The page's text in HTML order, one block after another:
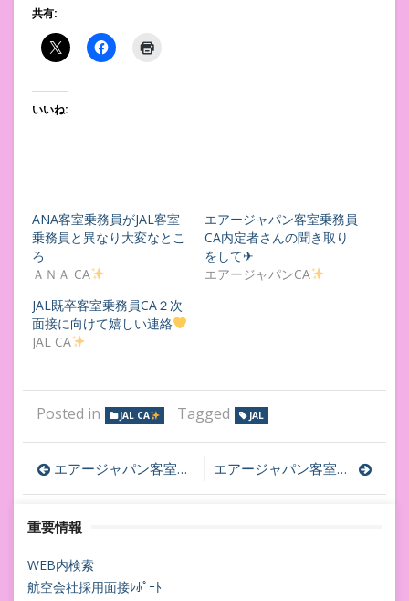
共有:
いいね:
ANA客室乗務員がJAL客室
乗務員と異なり大変なとこ
ろ
ＡＮＡ CA
エアージャパン客室乗務員
CA内定者さんの聞き取り
をして✈
エアージャパンCA
JAL既卒客室乗務員CA２次
面接に向けて嬉しい連絡
JAL CA
Posted in JAL CA Tagged JAL
投
稿
ナ
ビ
エアージャパン客室乗務員採用面接レポート エアージャパン客室乗務員採用面接～台風の番狂わせ～
重要情報
WEB内検索
航空会社採用面接ﾚﾎﾟｰﾄ